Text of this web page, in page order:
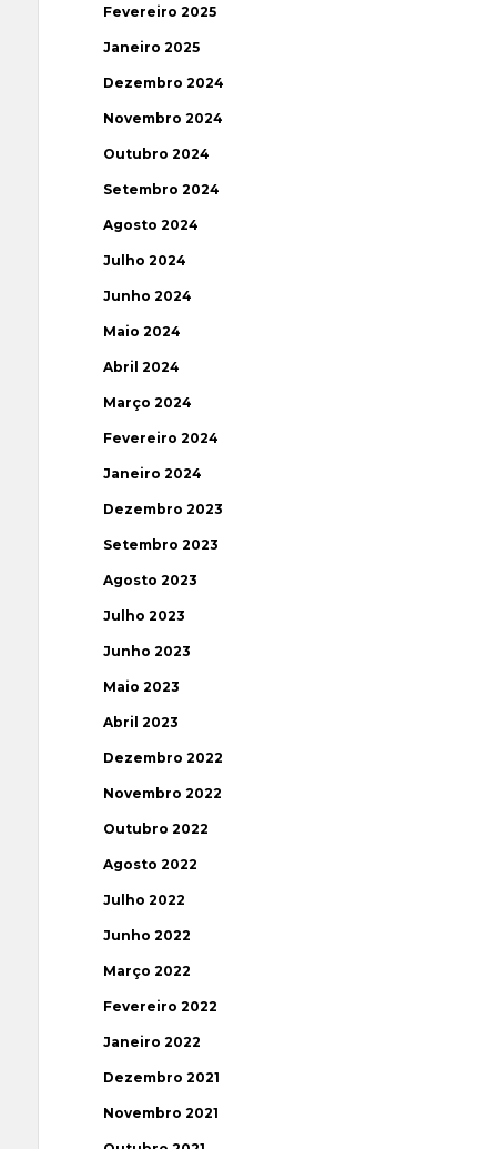
Fevereiro 2025
Janeiro 2025
Dezembro 2024
Novembro 2024
Outubro 2024
Setembro 2024
Agosto 2024
Julho 2024
Junho 2024
Maio 2024
Abril 2024
Março 2024
Fevereiro 2024
Janeiro 2024
Dezembro 2023
Setembro 2023
Agosto 2023
Julho 2023
Junho 2023
Maio 2023
Abril 2023
Dezembro 2022
Novembro 2022
Outubro 2022
Agosto 2022
Julho 2022
Junho 2022
Março 2022
Fevereiro 2022
Janeiro 2022
Dezembro 2021
Novembro 2021